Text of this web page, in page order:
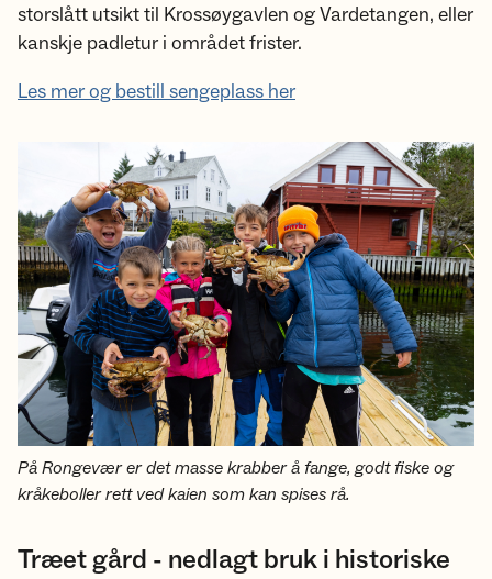
storslått utsikt til Krossøygavlen og Vardetangen, eller
kanskje padletur i området frister.
Les mer og bestill sengeplass her
På Rongevær er det masse krabber å fange, godt fiske og
kråkeboller rett ved kaien som kan spises rå.
Træet gård - nedlagt bruk i historiske